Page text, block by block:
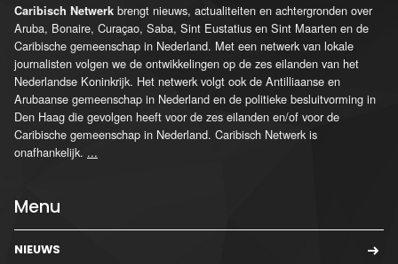
Caribisch Netwerk brengt nieuws, actualiteiten en achtergronden over
Aruba, Bonaire, Curaçao, Saba, Sint Eustatius en Sint Maarten en de
Caribische gemeenschap in Nederland. Met een netwerk van lokale
journalisten volgen we de ontwikkelingen op de zes eilanden van het
Nederlandse Koninkrijk. Het netwerk volgt ook de Antilliaanse en
Arubaanse gemeenschap in Nederland en de politieke besluitvorming in
Den Haag die gevolgen heeft voor de zes eilanden en/of voor de
Caribische gemeenschap in Nederland. Caribisch Netwerk is
onafhankelijk. ...
Menu
NIEUWS